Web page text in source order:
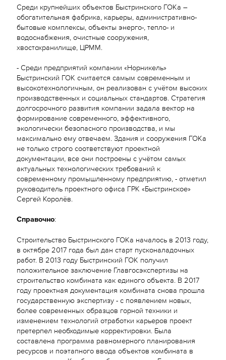
Среди крупнейших объектов Быстринского ГОКа –
обогатительная фабрика, карьеры, административно-
бытовые комплексы, объекты энерго-, тепло- и
водоснабжения, очистные сооружения,
хвостохранилище, ЦРММ.
- Среди предприятий компании «Норникель»
Быстринский ГОК считается самым современным и
высокотехнологичным, он реализован с учётом высоких
производственных и социальных стандартов. Стратегия
долгосрочного развития компании задала вектор на
формирование современного, эффективного,
экологически безопасного производства, и мы
максимально ему отвечаем. Здания и сооружения ГОКа
не только строго соответствуют проектной
документации, все они построены с учётом самых
актуальных технологических требований к
современному промышленному предприятию, - отметил
руководитель проектного офиса ГРК «Быстринское»
Сергей Королёв.
Справочно:
Строительство Быстринского ГОКа началось в 2013 году,
в октябре 2017 года был дан старт пусконаладочных
работ. В 2013 году Быстринский ГОК получил
положительное заключение Главгосэкспертизы на
строительство комбината как единого объекта. В 2017
году проектная документация комбината снова прошла
государственную экспертизу - с появлением новых,
более современных образцов горной техники и
изменением технологий отработки карьеров проект
претерпел необходимые корректировки. Была
составлена программа равномерного планирования
ресурсов и поэтапного ввода объектов комбината в